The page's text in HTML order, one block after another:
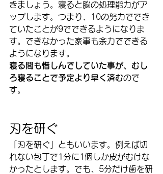
きましょう。寝ると脳の処理能力がア
ップします。つまり、10の努力ででき
ていたことが9でできるようになりま
す。できなかった家事も余力でできる
ようになります。
寝る間も惜しんでしていた事が、むし
ろ寝ることで予定より早く済むので
す。
刃を研ぐ
「刃を研ぐ」ともいいます。例えば切
れない包丁で1分に1個しか皮がむけな
かったとします。でも、5分だけ歯を研